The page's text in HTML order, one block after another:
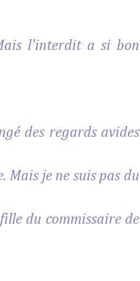
l'interdit a si bon
des regards avides
Mais je ne suis pas du
du commissaire de